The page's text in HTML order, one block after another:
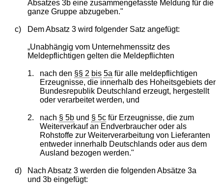
Absatzes 3b eine zusammengefasste Meldung für die
ganze Gruppe abzugeben."
c) Dem Absatz 3 wird folgender Satz angefügt:
„Unabhängig vom Unternehmenssitz des
Meldepflichtigen gelten die Meldepflichten
1. nach den §§ 2 bis 5a für alle meldepflichtigen
Erzeugnisse, die innerhalb des Hoheitsgebiets der
Bundesrepublik Deutschland erzeugt, hergestellt
oder verarbeitet werden, und
2. nach § 5b und § 5c für Erzeugnisse, die zum
Weiterverkauf an Endverbraucher oder als
Rohstoffe zur Weiterverarbeitung von Lieferanten
entweder innerhalb Deutschlands oder aus dem
Ausland bezogen werden."
d)
Nach Absatz 3 werden die folgenden Absätze 3a
und 3b eingefügt: